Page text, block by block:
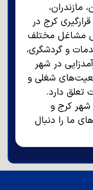
کرج در
مشاغل مختلف
و گردشگری،
در شهر
شغلی و
دارد.
کرج و
ما را دنبال